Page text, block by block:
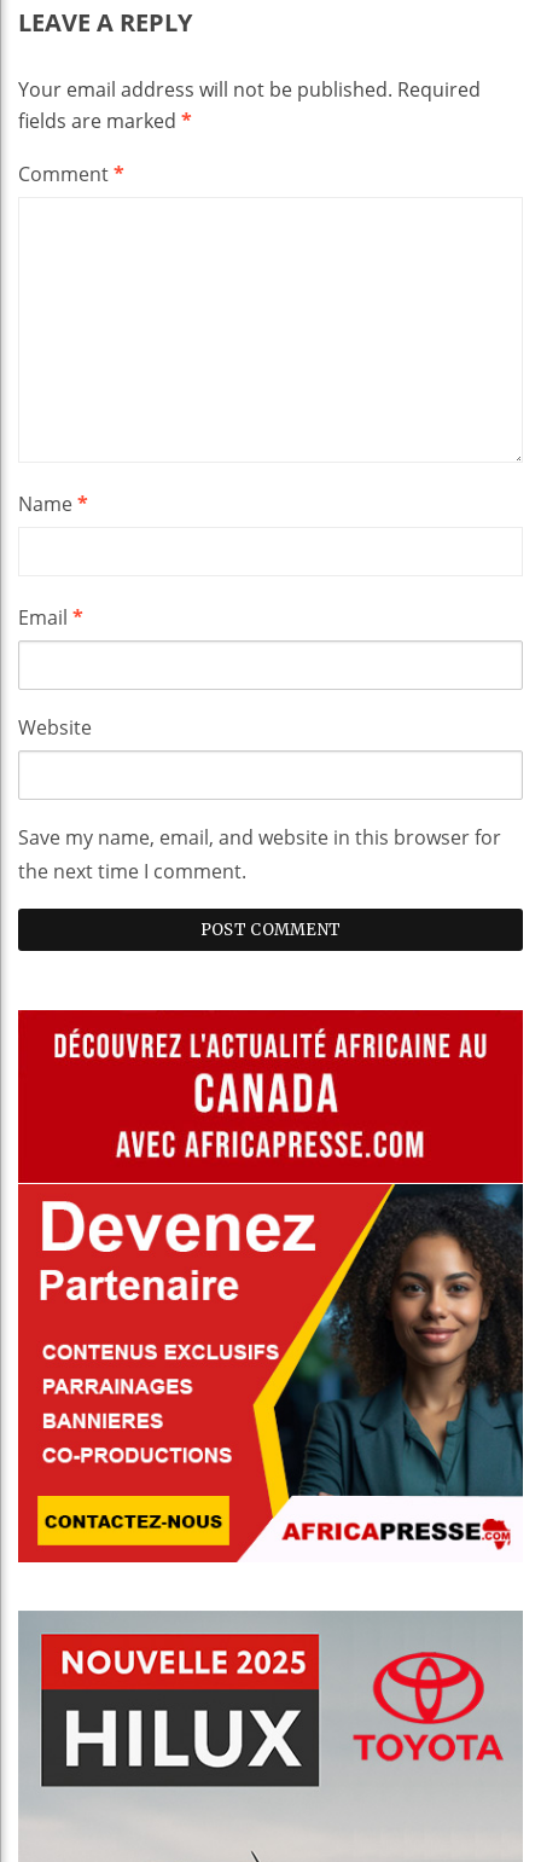
LEAVE A REPLY
Your email address will not be published. Required
fields are marked *
Comment*
Name*
Email *
Website
Save my name, email, and website in this browser for
the next time I comment.